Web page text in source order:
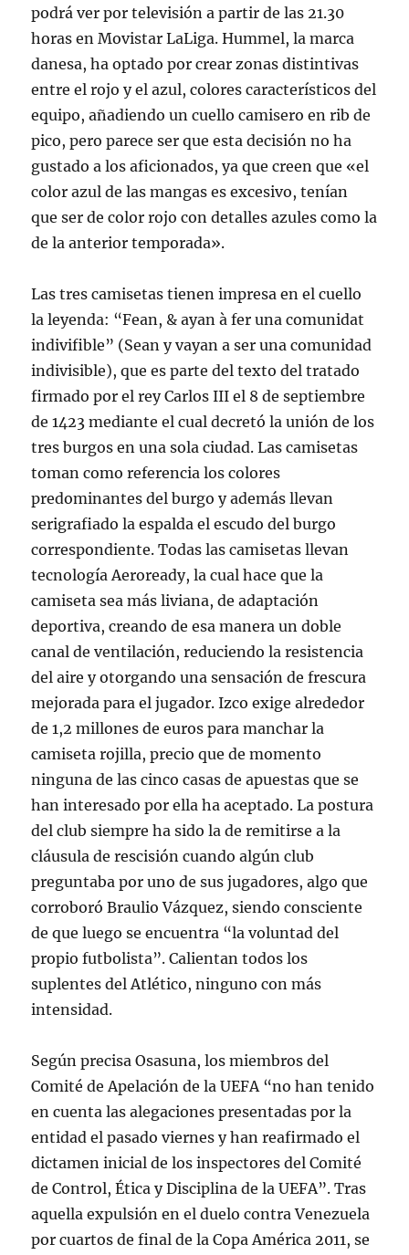
podrá ver por televisión a partir de las 21.30
horas en Movistar LaLiga. Hummel, la marca
danesa, ha optado por crear zonas distintivas
entre el rojo y el azul, colores característicos del
equipo, añadiendo un cuello camisero en rib de
pico, pero parece ser que esta decisión no ha
gustado a los aficionados, ya que creen que «el
color azul de las mangas es excesivo, tenían
que ser de color rojo con detalles azules como la
de la anterior temporada».
Las tres camisetas tienen impresa en el cuello
la leyenda: “Fean, & ayan à fer una comunidat
indivifible” (Sean y vayan a ser una comunidad
indivisible), que es parte del texto del tratado
firmado por el rey Carlos III el 8 de septiembre
de 1423 mediante el cual decretó la unión de los
tres burgos en una sola ciudad. Las camisetas
toman como referencia los colores
predominantes del burgo y además llevan
serigrafiado la espalda el escudo del burgo
correspondiente. Todas las camisetas llevan
tecnología Aeroready, la cual hace que la
camiseta sea más liviana, de adaptación
deportiva, creando de esa manera un doble
canal de ventilación, reduciendo la resistencia
del aire y otorgando una sensación de frescura
mejorada para el jugador. Izco exige alrededor
de 1,2 millones de euros para manchar la
camiseta rojilla, precio que de momento
ninguna de las cinco casas de apuestas que se
han interesado por ella ha aceptado. La postura
del club siempre ha sido la de remitirse a la
cláusula de rescisión cuando algún club
preguntaba por uno de sus jugadores, algo que
corroboró Braulio Vázquez, siendo consciente
de que luego se encuentra “la voluntad del
propio futbolista”. Calientan todos los
suplentes del Atlético, ninguno con más
intensidad.
Según precisa Osasuna, los miembros del
Comité de Apelación de la UEFA “no han tenido
en cuenta las alegaciones presentadas por la
entidad el pasado viernes y han reafirmado el
dictamen inicial de los inspectores del Comité
de Control, Ética y Disciplina de la UEFA”. Tras
aquella expulsión en el duelo contra Venezuela
por cuartos de final de la Copa América 2011, se